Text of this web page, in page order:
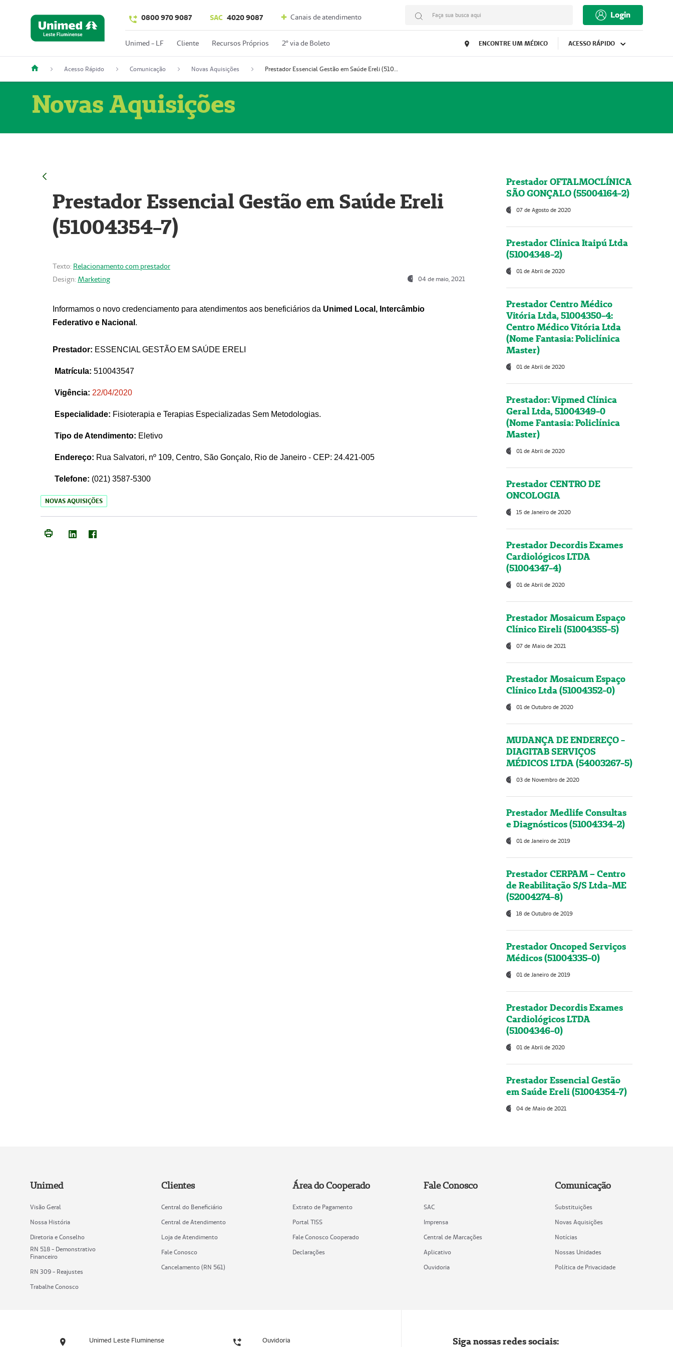
0800 970 9087 SAC 4020 9087 Canais de atendimento Faça sua busca aqui Login
Unimed - LF Cliente Recursos Próprios 2º via de Boleto ENCONTRE UM MÉDICO ACESSO RÁPIDO
Acesso Rápido Comunicação Novas Aquisições Prestador Essencial Gestão em Saúde Ereli (51004354-7)
Novas Aquisições
Prestador Essencial Gestão em Saúde Ereli
(51004354-7)
Texto: Relacionamento com prestador
Design: Marketing 04 de maio, 2021
Informamos o novo credenciamento para atendimentos aos beneficiários da Unimed Local, Intercâmbio
Federativo e Nacional .
Prestador: ESSENCIAL GESTÃO EM SAÚDE ERELI
Matrícula: 510043547
Vigência: 22/04/2020
Especialidade: Fisioterapia e Terapias Especializadas Sem Metodologias.
Tipo de Atendimento: Eletivo
Endereço: Rua Salvatori, nº 109, Centro, São Gonçalo, Rio de Janeiro - CEP: 24.421-005
Telefone: (021) 3587-5300
NOVAS AQUISIÇÕES
Prestador OFTALMOCLÍNICA
SÃO GONÇALO (55004164-2)
07 de Agosto de 2020
Prestador Clínica Itaipú Ltda
(51004348-2)
01 de Abril de 2020
Prestador Centro Médico
Vitória Ltda, 51004350-4:
Centro Médico Vitória Ltda
(Nome Fantasia: Policlínica
Master)
01 de Abril de 2020
Prestador: Vipmed Clínica
Geral Ltda, 51004349-0
(Nome Fantasia: Policlínica
Master)
01 de Abril de 2020
Prestador CENTRO DE
ONCOLOGIA
15 de Janeiro de 2020
Prestador Decordis Exames
Cardiológicos LTDA
(51004347-4)
01 de Abril de 2020
Prestador Mosaicum Espaço
Clínico Eireli (51004355-5)
07 de Maio de 2021
Prestador Mosaicum Espaço
Clínico Ltda (51004352-0)
01 de Outubro de 2020
MUDANÇA DE ENDEREÇO -
DIAGITAB SERVIÇOS
MÉDICOS LTDA (54003267-5)
03 de Novembro de 2020
Prestador Medlife Consultas
e Diagnósticos (51004334-2)
01 de Janeiro de 2019
Prestador CERPAM – Centro
de Reabilitação S/S Ltda-ME
(52004274-8)
18 de Outubro de 2019
Prestador Oncoped Serviços
Médicos (51004335-0)
01 de Janeiro de 2019
Prestador Decordis Exames
Cardiológicos LTDA
(51004346-0)
01 de Abril de 2020
Prestador Essencial Gestão
em Saúde Ereli (51004354-7)
04 de Maio de 2021
Unimed
Visão Geral
Nossa História
Diretoria e Conselho
RN 518 - Demonstrativo
Financeiro
RN 309 - Reajustes
Trabalhe Conosco
Clientes
Central do Beneficiário
Central de Atendimento
Loja de Atendimento
Fale Conosco
Cancelamento (RN 561)
Área do Cooperado
Extrato de Pagamento
Portal TISS
Fale Conosco Cooperado
Declarações
Fale Conosco
SAC
Imprensa
Central de Marcações
Aplicativo
Ouvidoria
Comunicação
Substituições
Novas Aquisições
Notícias
Nossas Unidades
Política de Privacidade
Unimed Leste Fluminense Ouvidoria Siga nossas redes sociais: